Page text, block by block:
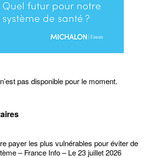
pas disponible pour le moment.
payer les plus vulnérables pour éviter de
– France Info – Le 23 juillet 2026